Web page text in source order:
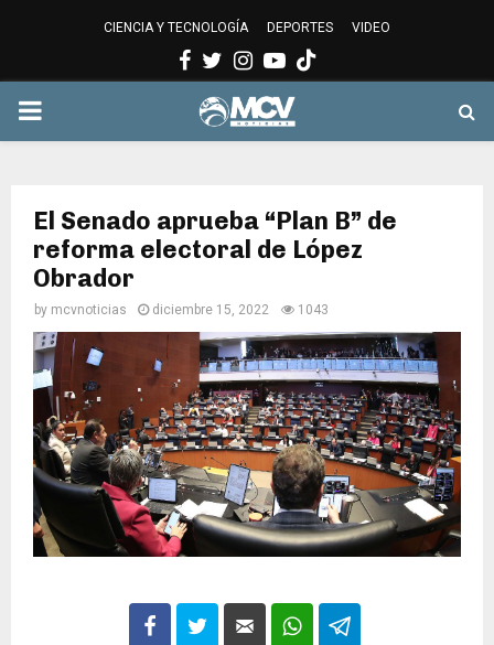
CIENCIA Y TECNOLOGÍA DEPORTES VIDEO
Facebook
Twitter
Instagram
Youtube
PRIMARY
El Senado aprueba “Plan B” de
reforma electoral de López
Obrador
by mcvnoticias diciembre 15, 2022 1043